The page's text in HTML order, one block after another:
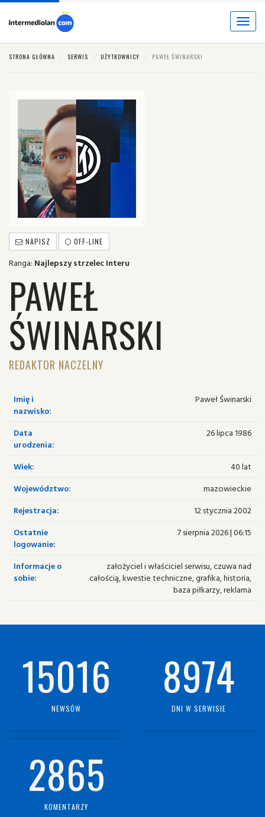
Toggle
STRONA GŁÓWNA SERWIS UŻYTKOWNICY PAWEŁ ŚWINARSKI
NAPISZ OFF-LINE
Ranga: Najlepszy strzelec Interu
PAWEŁ
ŚWINARSKI
REDAKTOR NACZELNY
Imię i
nazwisko:
Paweł Świnarski
Data
urodzenia:
26 lipca 1986
Wiek:
40 lat
Województwo:
mazowieckie
Rejestracja:
12 stycznia 2002
Ostatnie
logowanie:
7 sierpnia 2026 | 06:15
Informacje o
sobie:
założyciel i właściciel serwisu, czuwa nad
całością, kwestie techniczne, grafika, historia,
baza piłkarzy, reklama
15016
NEWSÓW
8974
DNI W SERWISIE
2865
KOMENTARZY